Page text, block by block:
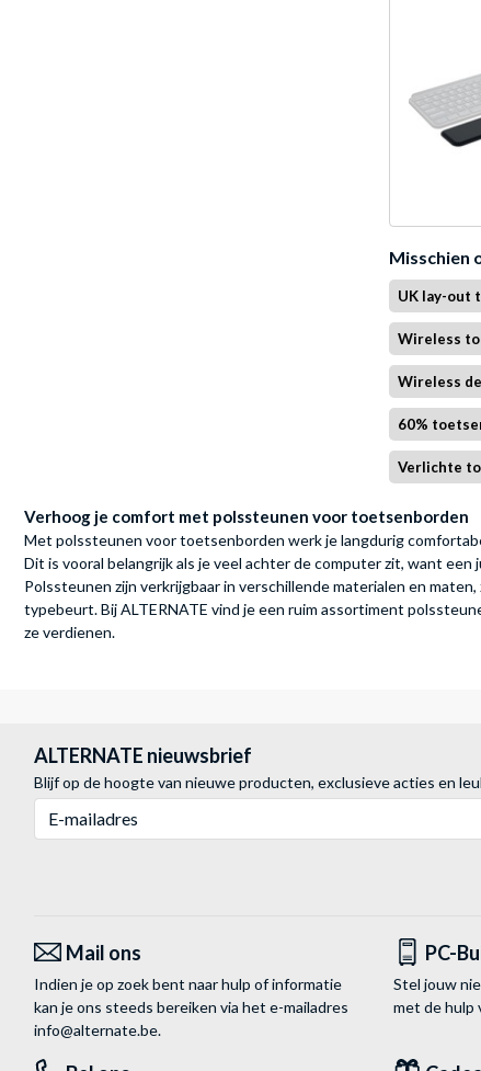
Misschien
UK lay-out
Wireless
Wireless
60%
Verlichte
Verhoog je comfort met polssteunen voor toetsenborden
Met polssteunen voor toetsenborden werk je langdurig
Dit is vooral belangrijk als je veel achter de computer zit, want
Polssteunen zijn verkrijgbaar in verschillende materialen en
typebeurt. Bij ALTERNATE vind je een ruim assortiment
ze verdienen.
ALTERNATE nieuwsbrief
Blijf op de hoogte van nieuwe producten, exclusieve acties en
Mail ons
Indien je op zoek bent naar hulp of informatie
kan je ons steeds bereiken via het e-mailadres
info@alternate.be.
PC-
Stel jouw
met de hulp